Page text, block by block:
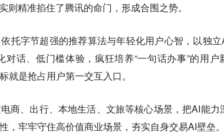
精准掐住了腾讯的命门，形成合围之势。
托字节超强的推荐算法与年轻化用户心智，以独
话、低门槛体验，疯狂培养“一句话办事”的用户
是抢占用户第一交互入口。
商、出行、本地生活、文旅等核心场景，把AI能力
牢牢守住高价值商业场景，夯实自身交易AI壁垒。